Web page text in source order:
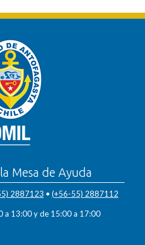
Mesa de Ayuda
2887123 • (+56-55) 2887112
a 13:00 y de 15:00 a 17:00